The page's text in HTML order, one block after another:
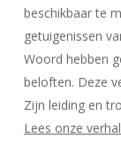
beschikbaar te
getuigenissen
Woord hebben
beloften. Deze
Zijn leiding en
Lees onze